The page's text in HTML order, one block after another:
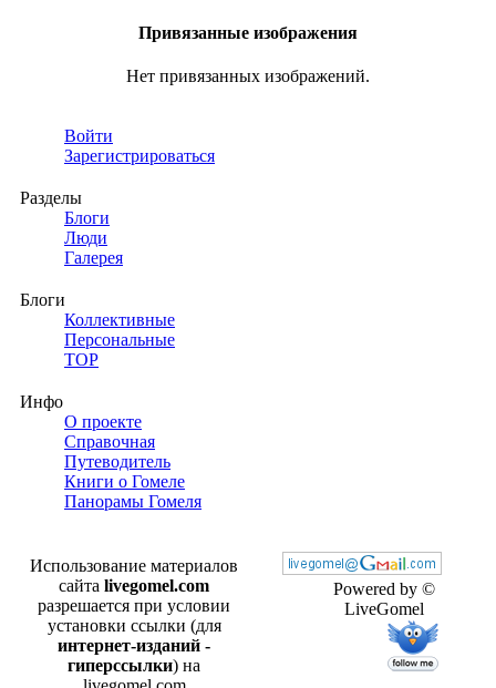
Привязанные изображения
Нет привязанных изображений.
Войти
Зарегистрироваться
Разделы
Блоги
Люди
Галерея
Блоги
Коллективные
Персональные
TOP
Инфо
О проекте
Справочная
Путеводитель
Книги о Гомеле
Панорамы Гомеля
Powered by ©
LiveGomel
Использование материалов
сайта livegomel.com
разрешается при условии
установки ссылки (для
интернет-изданий -
гиперссылки) на